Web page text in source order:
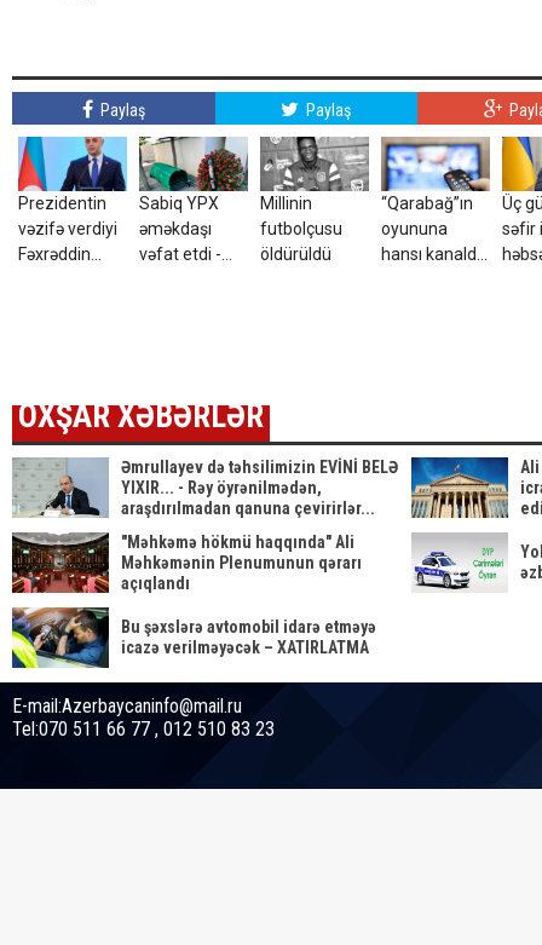
Paylaş Paylaş
Prezidentin
vəzifə verdiyi
Fəxrəddin
Sabiq YPX
əməkdaşı
vəfat etdi -
Millinin
futbolçusu
öldürüldü
“Qarabağ”ın
oyununa
hansı kanalda
Üç
səfir
OXŞAR XƏBƏRLƏR
Əmrullayev də təhsilimizin EVİNİ BELƏ
YIXIR... - Rəy öyrənilmədən,
araşdırılmadan qanuna çevirirlər...
Ali
"Məhkəmə hökmü haqqında" Ali
Məhkəmənin Plenumunun qərarı
açıqlandı
Bu şəxslərə avtomobil idarə etməyə
icazə verilməyəcək – XATIRLATMA
E-mail:Azerbaycaninfo@mail.ru
Tel:070 511 66 77 , 012 510 83 23